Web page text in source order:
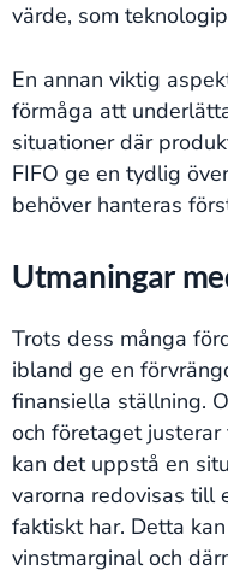
värde, som
En annan viktig
förmåga att
situationer där
FIFO ge en tydlig
behöver hanteras
Utmaningar
Trots dess många
ibland ge en
finansiella ställning.
och företaget
kan det uppstå en
varorna redovisas till
faktiskt har. Detta
vinstmarginal och